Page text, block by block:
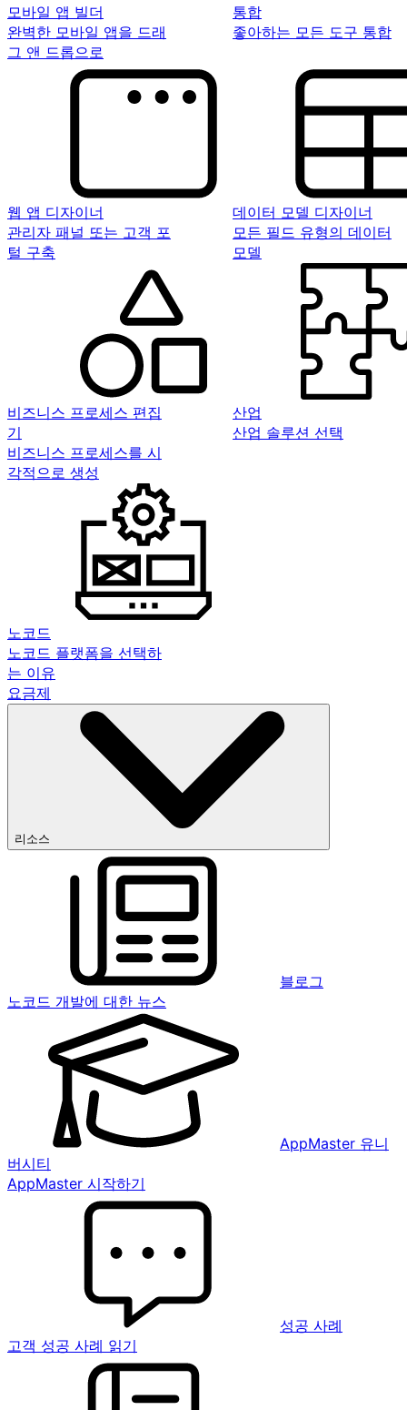
모바일 앱 빌더
완벽한 모바일 앱을 드래
그 앤 드롭으로
통합
좋아하는 모든 도구 통합
웹 앱 디자이너
관리자 패널 또는 고객 포
털 구축
데이터 모델 디자이너
모든 필드 유형의 데이터
모델
비즈니스 프로세스 편집
기
비즈니스 프로세스를 시
각적으로 생성
산업
산업 솔루션 선택
노코드
노코드 플랫폼을 선택하
는 이유
요금제
리소스
블로그
노코드 개발에 대한 뉴스
AppMaster 유니
버시티
AppMaster 시작하기
성공 사례
고객 성공 사례 읽기